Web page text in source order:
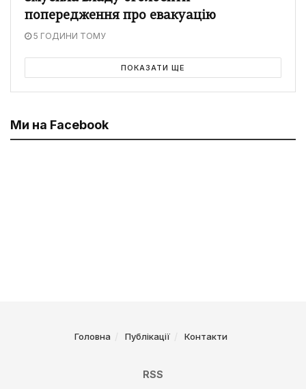
попередження про евакуацію
5 ГОДИНИ ТОМУ
ПОКАЗАТИ ЩЕ
Ми на Facebook
Головна Публікації Контакти
RSS